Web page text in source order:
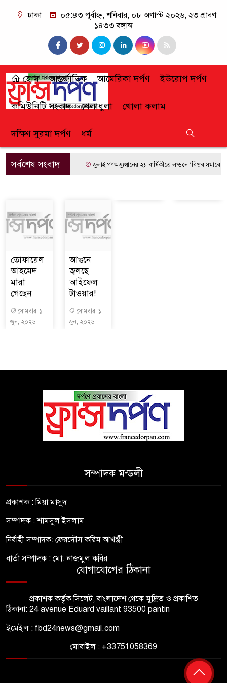
ঢাকা
০৫:৪৩ পূর্বাহ্ন, শনিবার, ০৮ অগাস্ট ২০২৬, ২৩ শ্রাবণ
১৪৩৩ বঙ্গাব্দ
হোম আন্তর্জাতিক আমেরিকা দর্পণ ইউরোপ দর্পণ
কমিউনিটি সংবাদ খেলাধুলা খোলা কলাম
দক্ষিণ সুরমা দর্পণ ধর্ম
সর্বশেষ সংবাদ জুলাই গণঅভ্যুত্থানের ২য় বার্ষিকীতে লন্ডনে ‘বিপ্লব সমাবেশ’
তোফায়েল
আহমেদ
মারা
গেছেন
সোমবার, ১
জুন, ২০২৬
আগুনে
জ্বলছে
আইফেল
টাওয়ার!
সোমবার, ১
জুন, ২০২৬
সম্পাদক মন্ডলী
প্রকাশক : মিয়া মাসুদ
সম্পাদক : শামসুল ইসলাম
নির্বাহী সম্পাদক: ফেরদৌস করিম আখঞ্জী
বার্তা সম্পাদক : মো. নাজমুল কবির
যোগাযোগের ঠিকানা
প্রকাশক কর্তৃক সিলেট, বাংলাদেশ থেকে মুদ্রিত ও প্রকাশিত
ঠিকানা: 24 avenue Eduard vaillant 93500 pantin
ইমেইল : fbd24news@gmail.com
মোবাইল : +33751058369